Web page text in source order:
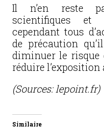
Il n’en reste
scientifiques et
cependant tous
de précaution
diminuer le risque
réduire l’exposition
(Sources: lepoint.fr)
Similaire